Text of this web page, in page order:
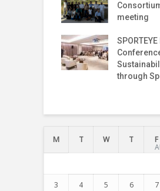
meeting
SPORTEYE
through
M T W T F
3 4 5 6 7